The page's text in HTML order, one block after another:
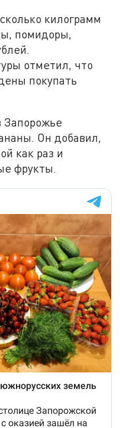
килограмм
помидоры,
отметил, что
покупать
Запорожье
Он добавил,
как раз и
фрукты.